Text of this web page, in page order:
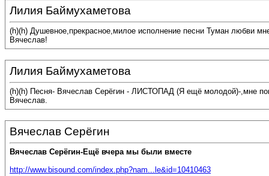
Лилия Баймухаметова
(h)(h) Душевное,прекрасное,милое исполнение песни Туман любви
Вячеслав!
Лилия Баймухаметова
(h)(h) Песня- Вячеслав Серёгин - ЛИСТОПАД (Я ещё молодой)-,мне
Вячеслав.
Вячеслав Серёгин
Вячеслав Серёгин-Ещё вчера мы были вместе
http://www.bisound.com/index.php?nam...le&id=10410463